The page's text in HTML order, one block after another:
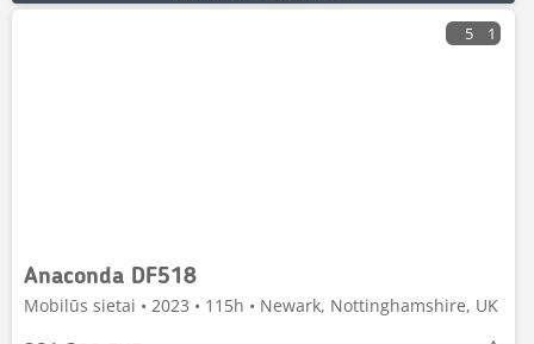
5 1
Anaconda DF518
Mobilūs sietai • 2023 • 115h • Newark, Nottinghamshire, UK